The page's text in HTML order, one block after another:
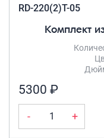
RD-220(2)T-05
Комплект
5300 ₽
- +